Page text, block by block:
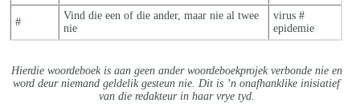
#
Vind die een of die ander, maar nie al twee
nie
virus #
epidemie
Hierdie woordeboek is aan geen ander woordeboekprojek verbonde nie en
word deur niemand geldelik gesteun nie. Dit is ’n onafhanklike inisiatief
van die redakteur in haar vrye tyd.